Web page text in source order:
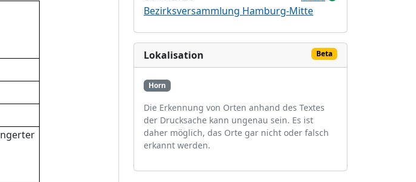
ngerter
Bezirksversammlung Hamburg-Mitte
Lokalisation Beta
Horn
Die Erkennung von Orten anhand des Textes
der Drucksache kann ungenau sein. Es ist
daher möglich, das Orte gar nicht oder falsch
erkannt werden.